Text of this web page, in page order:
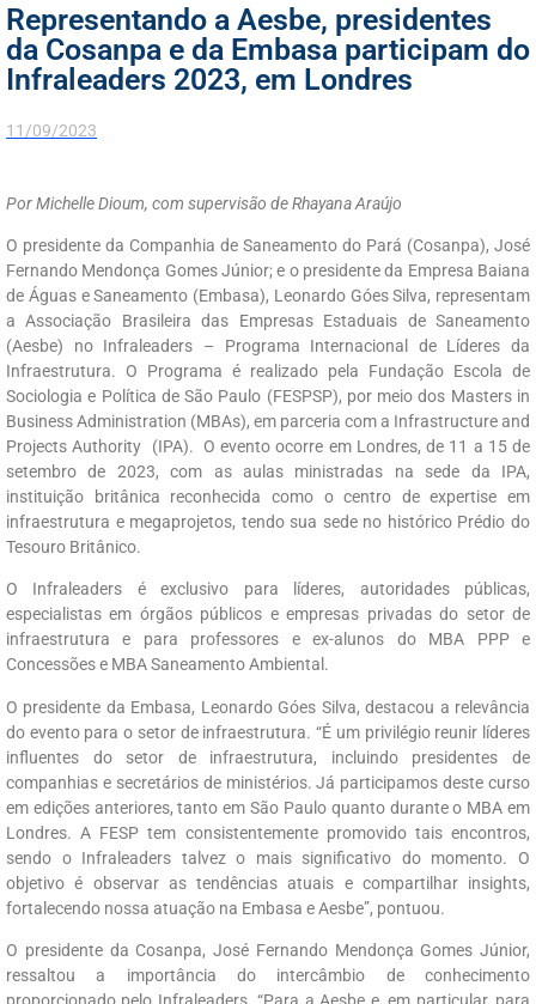
Representando a Aesbe, presidentes
da Cosanpa e da Embasa participam do
Infraleaders 2023, em Londres
11/09/2023
Por Michelle Dioum, com supervisão de Rhayana Araújo
O presidente da Companhia de Saneamento do Pará (Cosanpa), José
Fernando Mendonça Gomes Júnior; e o presidente da Empresa Baiana
de Águas e Saneamento (Embasa), Leonardo Góes Silva, representam
a Associação Brasileira das Empresas Estaduais de Saneamento
(Aesbe) no Infraleaders – Programa Internacional de Líderes da
Infraestrutura. O Programa é realizado pela Fundação Escola de
Sociologia e Política de São Paulo (FESPSP), por meio dos Masters in
Business Administration (MBAs), em parceria com a Infrastructure and
Projects Authority (IPA). O evento ocorre em Londres, de 11 a 15 de
setembro de 2023, com as aulas ministradas na sede da IPA,
instituição britânica reconhecida como o centro de expertise em
infraestrutura e megaprojetos, tendo sua sede no histórico Prédio do
Tesouro Britânico.
O Infraleaders é exclusivo para líderes, autoridades públicas,
especialistas em órgãos públicos e empresas privadas do setor de
infraestrutura e para professores e ex-alunos do MBA PPP e
Concessões e MBA Saneamento Ambiental.
O presidente da Embasa, Leonardo Góes Silva, destacou a relevância
do evento para o setor de infraestrutura. “É um privilégio reunir líderes
influentes do setor de infraestrutura, incluindo presidentes de
companhias e secretários de ministérios. Já participamos deste curso
em edições anteriores, tanto em São Paulo quanto durante o MBA em
Londres. A FESP tem consistentemente promovido tais encontros,
sendo o Infraleaders talvez o mais significativo do momento. O
objetivo é observar as tendências atuais e compartilhar insights,
fortalecendo nossa atuação na Embasa e Aesbe”, pontuou.
O presidente da Cosanpa, José Fernando Mendonça Gomes Júnior,
ressaltou a importância do intercâmbio de conhecimento